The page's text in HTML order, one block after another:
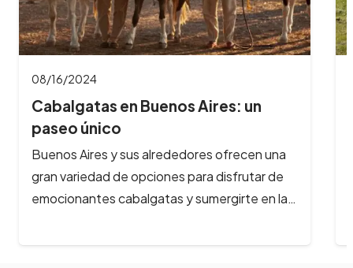
08/16/2024
Cabalgatas en Bariloche: aventuras
a caballo…
¿Te imaginas galopar por paisajes de ensueño,
rodeado de montañas nevadas, lagos
cristalinos y bosques milenarios? En Bariloche,